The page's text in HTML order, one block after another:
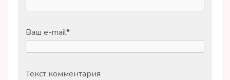
Ваш e-mail*
Текст комментария